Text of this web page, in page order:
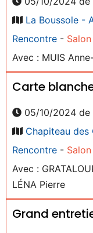
La Boussole -
Rencontre -
Avec : MUIS
Carte
05/10/2024 de
Chapiteau des
Rencontre -
Avec :
LÉNA Pierre
Grand